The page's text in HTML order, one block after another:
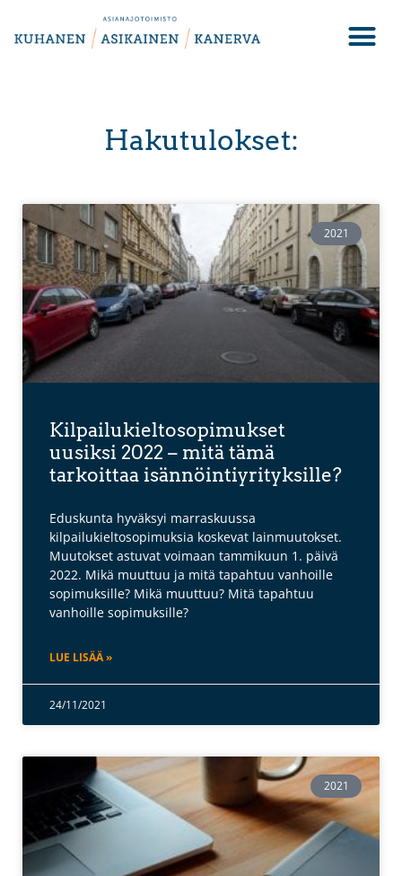
Hakutulokset:
2021
Kilpailukieltosopimukset
uusiksi 2022 – mitä tämä
tarkoittaa isännöintiyrityksille?
Eduskunta hyväksyi marraskuussa
kilpailukieltosopimuksia koskevat lainmuutokset.
Muutokset astuvat voimaan tammikuun 1. päivä
2022. Mikä muuttuu ja mitä tapahtuu vanhoille
sopimuksille? Mikä muuttuu? Mitä tapahtuu
vanhoille sopimuksille?
LUE LISÄÄ »
24/11/2021
2021